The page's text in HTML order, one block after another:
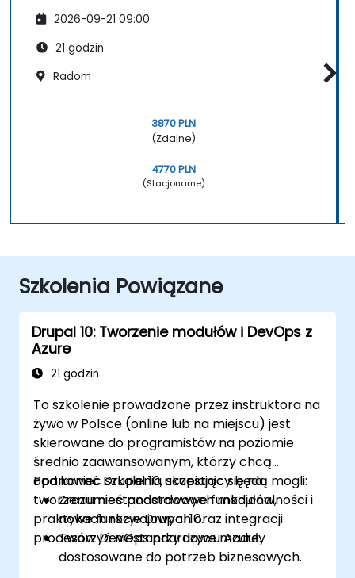
2026-09-21 09:00
21 godzin
Radom
3870 PLN
(Zdalne)
4770 PLN
(Stacjonarne)
Szkolenia Powiązane
Drupal 10: Tworzenie modułów i DevOps z
Azure
21 godzin
To szkolenie prowadzone przez instruktora na
żywo w Polsce (online lub na miejscu) jest
skierowane do programistów na poziomie
średnio zaawansowanym, którzy chcą
opanować Drupal 10, skupiając się na
tworzeniu niestandardowych modułów,
praktykach rozwojowych oraz integracji
procesów DevOps przy użyciu Azure.
Pod koniec szkolenia uczestnicy będą mogli:
Zrozumieć podstawowe funkcjonalności i
nowe funkcje Drupal 10.
Tworzyć niestandardowe moduły
dostosowane do potrzeb biznesowych.